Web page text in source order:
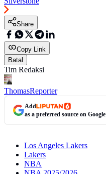
Share
Copy Link
Batal
Tim Redaksi
ThomasReporter
Add
as a preferred source on Google
Los Angeles Lakers
Lakers
NBA